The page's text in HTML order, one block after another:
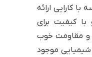
کارایی ارائه
با کیفیت برای
و مقاومت خوب
شیمیایی موجود